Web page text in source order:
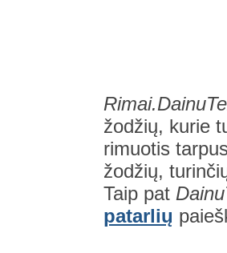
žodžių, kurie
rimuotis
žodžių,
Taip pat
patarlių